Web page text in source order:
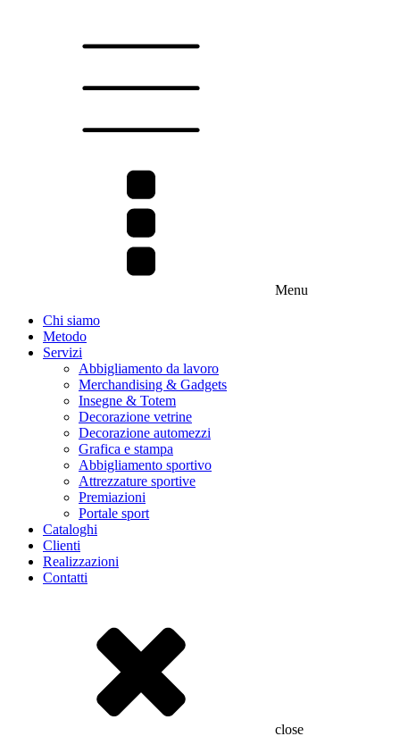
Menu
Chi siamo
Metodo
Servizi
Abbigliamento da lavoro
Merchandising & Gadgets
Insegne & Totem
Decorazione vetrine
Decorazione automezzi
Grafica e stampa
Abbigliamento sportivo
Attrezzature sportive
Premiazioni
Portale sport
Cataloghi
Clienti
Realizzazioni
Contatti
close